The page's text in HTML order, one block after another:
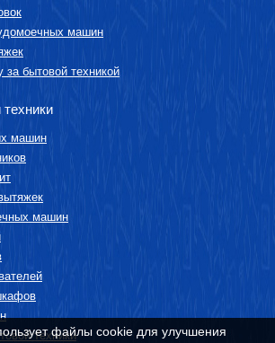
машин
за бытовой техникой
машин
машин
техникифайлы cookie для улучшения